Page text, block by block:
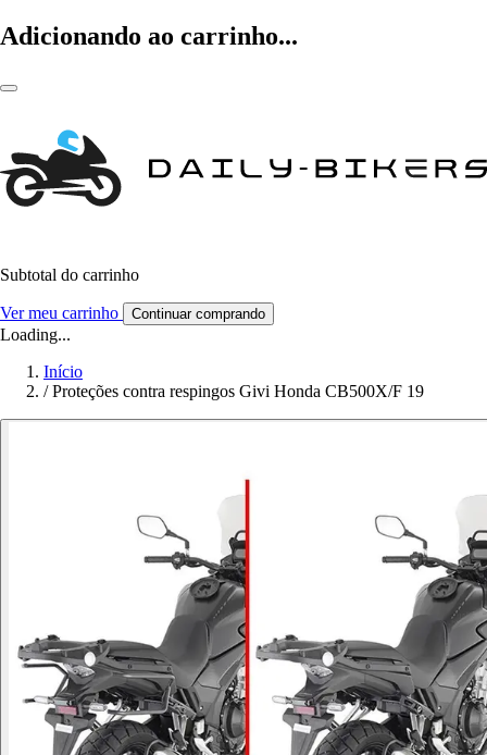
Adicionando ao carrinho...
Subtotal do carrinho
Ver meu carrinho Continuar comprando
Loading...
Início
/ Proteções contra respingos Givi Honda CB500X/F 19